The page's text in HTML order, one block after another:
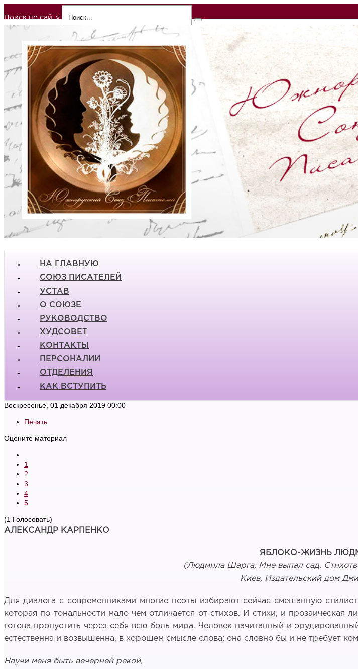
Поиск по сайту
НА ГЛАВНУЮ
СОЮЗ ПИСАТЕЛЕЙ
УСТАВ
О СОЮЗЕ
РУКОВОДСТВО
ХУДСОВЕТ
КОНТАКТЫ
ПЕРСОНАЛИИ
ОТДЕЛЕНИЯ
КАК ВСТУПИТЬ
Воскресенье, 01 декабря 2019 00:00
Печать
Оцените материал
1
2
3
4
5
(1 Голосовать)
АЛЕКСАНДР КАРПЕНКО
ЯБЛОКО-ЖИЗНЬ
(Людмила Шарга, Мне выпал сад.
Киев, Издательский дом
Для диалога с современниками многие поэты избирают сейчас смешанную
которая по тональности мало чем отличается от стихов. И стихи, и
готова пропустить через себя всю боль мира. Человек начитанный и
естественна и возвышенна, в хорошем смысле слова; она словно бы и не требует
Научи меня быть вечерней рекой,